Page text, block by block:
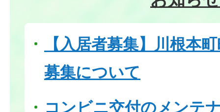
【入居者募集】川根本
募集について
コンビニ交付のメンテ